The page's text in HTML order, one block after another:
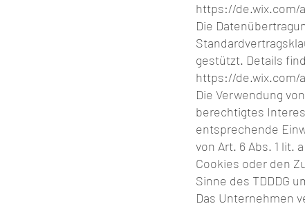
https://de.wix.com/
Die
gestützt. Details
https://de.wix.com/
Die Verwendung
berechtigtes
entsprechende
von Art. 6 Abs. 1 lit.
Cookies oder den
Sinne des TDDDG
Das Unternehmen